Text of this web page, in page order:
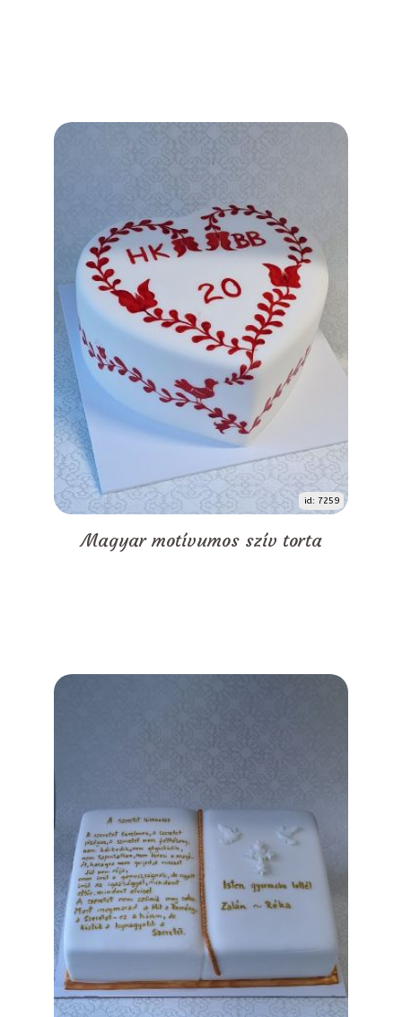
id: 7259
Magyar motívumos szív torta